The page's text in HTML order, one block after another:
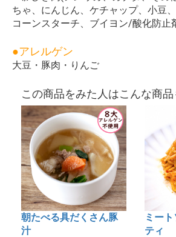
ちゃ、にんじん、ケチャップ、小豆
コーンスターチ、ブイヨン/酸化防
●アレルゲン
大豆・豚肉・りんご
この商品をみた人はこんな商
朝たべる具だくさん豚
汁
ミー
ティ